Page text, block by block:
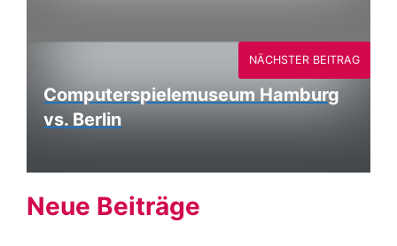
Computerspielemuseum Hamburg
vs. Berlin
NÄCHSTER BEITRAG
Neue Beiträge